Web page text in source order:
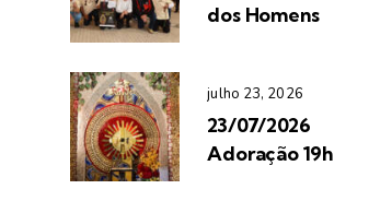
dos Homens
julho 23, 2026
23/07/2026
Adoração 19h